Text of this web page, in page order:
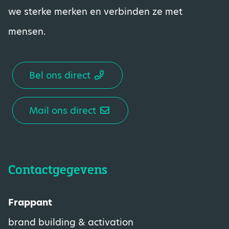
we sterke merken en verbinden ze met
mensen.
Bel ons direct
Mail ons direct
Contactgegevens
Frappant
brand building & activation